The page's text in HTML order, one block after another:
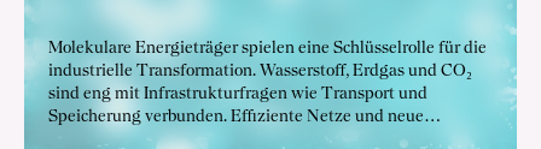
Molekulare Energieträger spielen eine Schlüsselrolle für die
industrielle Transformation. Wasserstoff, Erdgas und CO₂
sind eng mit Infrastrukturfragen wie Transport und
Speicherung verbunden. Effiziente Netze und neue
Anwendungen schaffen die Grundlage für